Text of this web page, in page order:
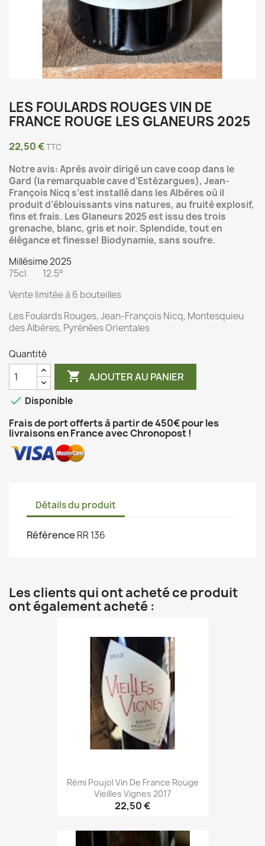
LES FOULARDS ROUGES VIN DE
FRANCE ROUGE LES GLANEURS 2025
22,50 €TTC
Notre avis: Après avoir dirigé un cave coop dans le
Gard (la remarquable cave d’Estézargues), Jean-
François Nicq s’est installé dans les Albères où il
produit d’éblouissants vins natures, au fruité explosif,
fins et frais. Les Glaneurs 2025 est issu des trois
grenache, blanc, gris et noir. Splendide, tout en
élégance et finesse! Biodynamie, sans soufre.
Millésime 2025
75cl. 12.5°
Vente limitée à 6 bouteilles
Les Foulards Rouges, Jean-François Nicq, Montesquieu
des Albères, Pyrénées Orientales
Quantité
 AJOUTER AU PANIER
 Disponible
Frais de port offerts à partir de 450€ pour les
livraisons en France avec Chronopost !
Détails du produit
Référence RR 136
Les clients qui ont acheté ce produit
ont également acheté :
Rémi Poujol Vin De France Rouge
Vieilles Vignes 2017
22,50 €